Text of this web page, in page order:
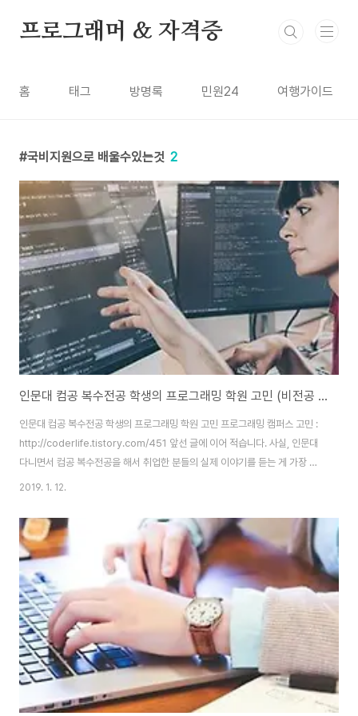
프로그래머 & 자격증
홈 태그 방명록 민원24 여행가이드
국비지원으로 배울수있는것 2
인문대 컴공 복수전공 학생의 프로그래밍 학원 고민 (비전공 개발자)
인문대 컴공 복수전공 학생의 프로그래밍 학원 고민 프로그래밍 캠퍼스 고민 :
http://coderlife.tistory.com/451 앞선 글에 이어 적습니다. 사실, 인문대
다니면서 컴공 복수전공을 해서 취업한 분들의 실제 이야기를 듣는 게 가장 좋
습니다. 제가 들어본 이야기로는 크게 두 갈래입니다. 3학년 마친 후 휴학 - 프
~1년 과정) 요즘은 15일 보름 과정이나 한 달 과정 밟은 비전공자 거의 안 뽑는
거로 알고 있습니다. 10년 전에는 그런 사람들도 뽑긴 했는데 프로그래머 채용
하는 기준이 높아지면서 자연스레 안 뽑는다고 합니다. 단, 맨날 출장 가거나 야
근에 박봉을 주는 악덕 회사는 아무나 막 뽑긴 합니다. 하지..
2019. 1. 12.